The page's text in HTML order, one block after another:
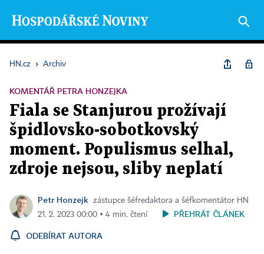
HN.cz › Archiv
KOMENTÁŘ PETRA HONZEJKA
Fiala se Stanjurou prožívají
špidlovsko-sobotkovský
moment. Populismus selhal,
zdroje nejsou, sliby neplatí
Petr Honzejk
zástupce šéfredaktora a šéfkomentátor HN
21. 2. 2023 00:00 ▪ 4 min. čtení
PŘEHRÁT ČLÁNEK
ODEBÍRAT AUTORA